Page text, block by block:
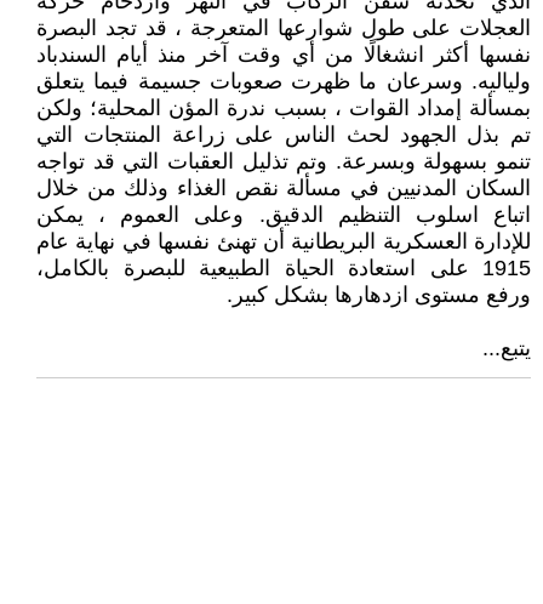
العجلات على طول شوارعها المتعرجة ، قد تجد البصرة
نفسها أكثر انشغالًا من أي وقت آخر منذ أيام السندباد
ولياليه. وسرعان ما ظهرت صعوبات جسيمة فيما يتعلق
بمسألة إمداد القوات ، بسبب ندرة المؤن المحلية؛ ولكن
تم بذل الجهود لحث الناس على زراعة المنتجات التي
تنمو بسهولة وبسرعة. وتم تذليل العقبات التي قد تواجه
السكان المدنيين في مسألة نقص الغذاء وذلك من خلال
اتباع اسلوب التنظيم الدقيق. وعلى العموم ، يمكن
للإدارة العسكرية البريطانية أن تهنئ نفسها في نهاية عام
1915 على استعادة الحياة الطبيعية للبصرة بالكامل،
ورفع مستوى ازدهارها بشكل كبير.
يتبع...